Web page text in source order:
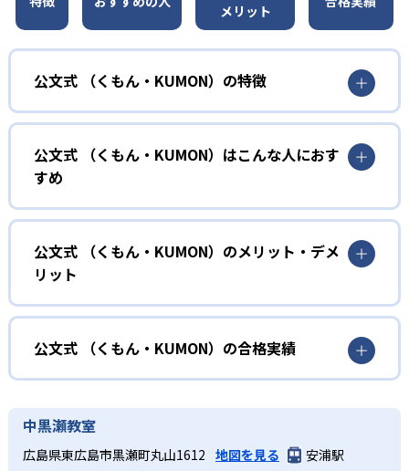
メリット
公文式 （くもん・KUMON）の特徴
01
無学年式の学力別学習
KUMONでは、年齢や学年にとらわれずに、一人ひとりの学
力に応じたレベルから学習を始めている。
確実に100点が取れるレベルから少しずつ難易度を上げてい
しさを経験できる。
ルステップで進んでいけるよう工夫されている。このスタ
イルは子どもの学習意欲をかき立てるため、教えてもらう
という受け身の姿勢ではなく、自ら進んで学ぶ姿勢を身に
つけられるだろう。
また、自学学習スタイルで学ぶ子どもたちは、自らの学習
課題に気がつくようになる。学年を超えた範囲も学習でき
公文式 （くもん・KUMON）はこんな人におす
すめ
幼児
小学校に入る準備をしたい幼児向け
KUMONでは細かいステップに分かれた教材で、わかる楽し
さを経験しながら無理なく力を高めていける。
性格や学習への取り組み姿勢に合わせて内容も調整するた
め、小学校に入ってもつまずきにくい学力を身につけられ
るだろう。
中学に向けて苦手教科を克服したい子ども向け
KUMONでは経験豊富な先生が、子どものやる気を引き出せ
公文式 （くもん・KUMON）のメリット・デメ
リット
どんなメリットがある？
KUMONでは自学自習スタイルで勉強するため、集中力や目
標に向かって頑張りやり抜く力を育むことができる。ま
た、年齢や学年にとらわれずに自分の学力に相応したレベ
ルから学習できるため、難しすぎてやる気を損ねたり、簡
単すぎて退屈することもない。
どんなデメリットがある？
公文式 （くもん・KUMON）の合格実績
KUMONは、公式サイトでは合格実績は公開していない。志
わせたい。
中黒瀬教室
広島県東広島市黒瀬町丸山1612 地図を見る
安浦駅